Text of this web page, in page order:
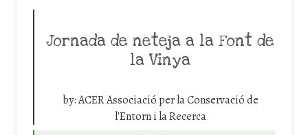
Jornada de neteja a la Font de
la Vinya
by:ACER Associació per la Conservació de
l'Entorn i la Recerca